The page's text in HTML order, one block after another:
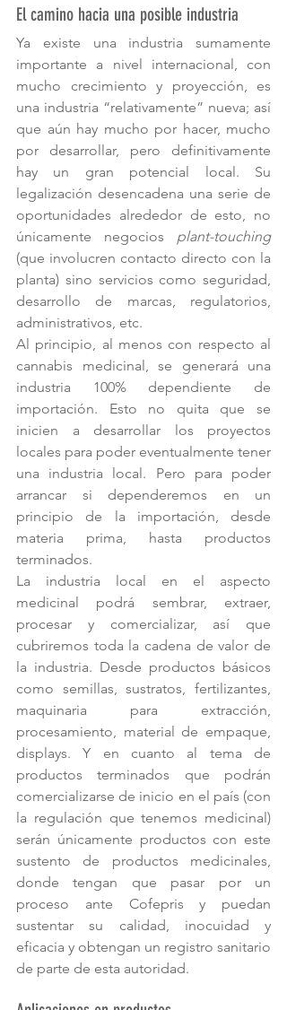
El camino hacia una posible industria
Ya existe una industria sumamente
importante a nivel internacional, con
mucho crecimiento y proyección, es
una industria “relativamente” nueva; así
que aún hay mucho por hacer, mucho
por desarrollar, pero definitivamente
hay un gran potencial local. Su
legalización desencadena una serie de
oportunidades alrededor de esto, no
únicamente negocios plant-touching
(que involucren contacto directo con la
planta) sino servicios como seguridad,
desarrollo de marcas, regulatorios,
administrativos, etc.
Al principio, al menos con respecto al
cannabis medicinal, se generará una
industria 100% dependiente de
importación. Esto no quita que se
inicien a desarrollar los proyectos
locales para poder eventualmente tener
una industria local. Pero para poder
arrancar si dependeremos en un
principio de la importación, desde
materia prima, hasta productos
terminados.
La industria local en el aspecto
medicinal podrá sembrar, extraer,
procesar y comercializar, así que
cubriremos toda la cadena de valor de
la industria. Desde productos básicos
como semillas, sustratos, fertilizantes,
maquinaria para extracción,
procesamiento, material de empaque,
displays. Y en cuanto al tema de
productos terminados que podrán
comercializarse de inicio en el país (con
la regulación que tenemos medicinal)
serán únicamente productos con este
sustento de productos medicinales,
donde tengan que pasar por un
proceso ante Cofepris y puedan
sustentar su calidad, inocuidad y
eficacia y obtengan un registro sanitario
de parte de esta autoridad.